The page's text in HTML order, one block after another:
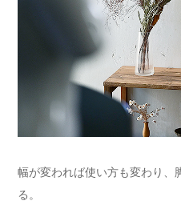
幅が変われば使い方も変わり、
る。